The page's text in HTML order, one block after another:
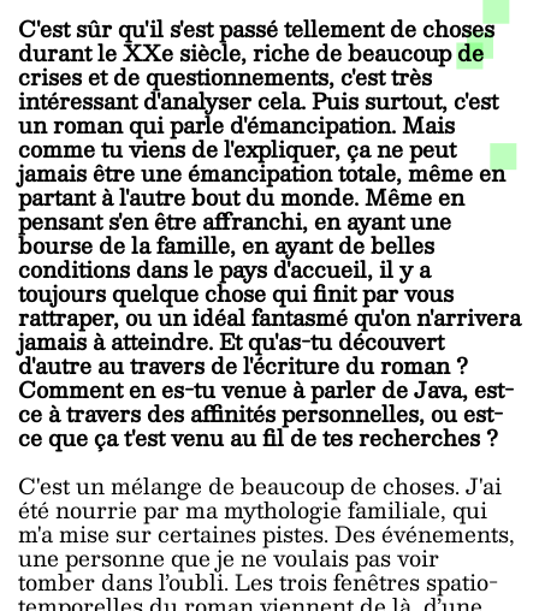
C'est sûr qu'il s'est passé tellement de choses
durant le XXe siècle, riche de beaucoup de
crises et de questionnements, c'est très
intéressant d'analyser cela. Puis surtout, c'est
un roman qui parle d'émancipation. Mais
comme tu viens de l'expliquer, ça ne peut
jamais être une émancipation totale, même en
partant à l'autre bout du monde. Même en
pensant s'en être affranchi, en ayant une
bourse de la famille, en ayant de belles
conditions dans le pays d'accueil, il y a
toujours quelque chose qui finit par vous
rattraper, ou un idéal fantasmé qu'on n'arrivera
jamais à atteindre. Et qu'as-tu découvert
d'autre au travers de l'écriture du roman ?
Comment en es-tu venue à parler de Java, est-
ce à travers des affinités personnelles, ou est-
ce que ça t'est venu au fil de tes recherches ?
C'est un mélange de beaucoup de choses. J'ai
été nourrie par ma mythologie familiale, qui
m'a mise sur certaines pistes. Des événements,
une personne que je ne voulais pas voir
tomber dans l’oubli. Les trois fenêtres spatio-